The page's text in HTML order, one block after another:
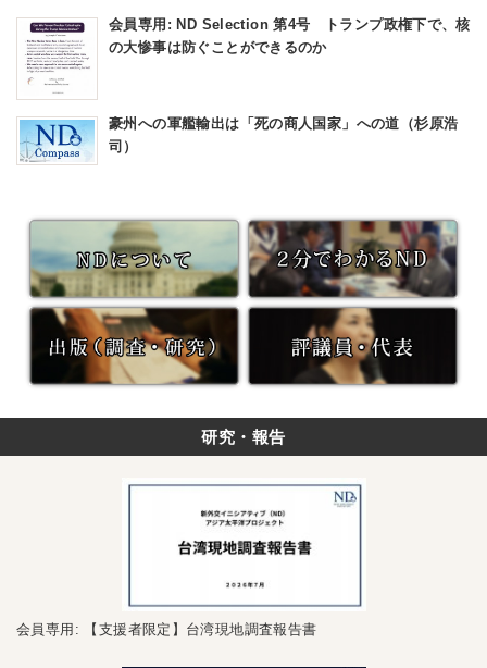
会員専用: ND Selection 第4号 トランプ政権下で、核
の大惨事は防ぐことができるのか
豪州への軍艦輸出は「死の商人国家」への道（杉原浩
司）
研究・報告
会員専用: 【支援者限定】台湾現地調査報告書